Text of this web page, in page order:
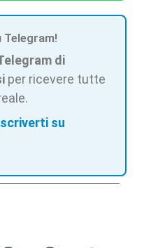
Telegram!
di
per ricevere tutte
su